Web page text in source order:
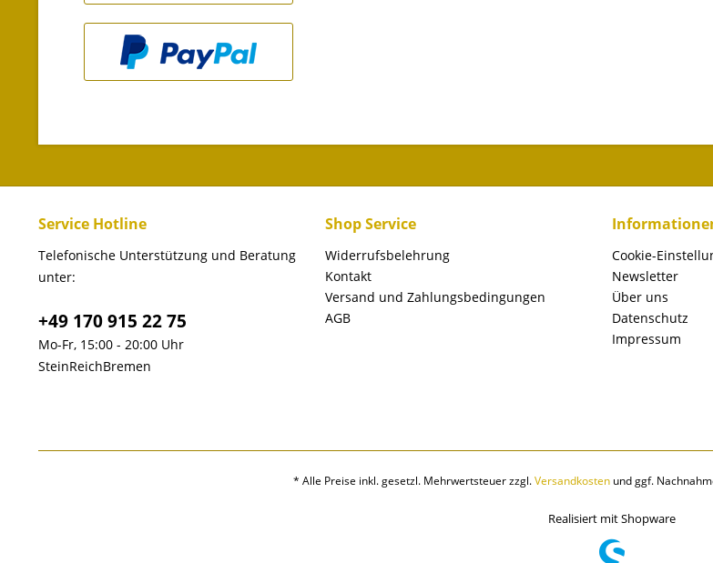
Service Hotline
Telefonische Unterstützung und Beratung
unter:
+49 170 915 22 75
Mo-Fr, 15:00 - 20:00 Uhr
SteinReichBremen
Shop Service
Widerrufsbelehrung
Kontakt
Versand und Zahlungsbedingungen
AGB
Cookie-
Newsletter
Über uns
Datenschutz
Impressum
* Alle Preise inkl. gesetzl. Mehrwertsteuer zzgl.Versandkostenund ggf.
Realisiert mit Shopware